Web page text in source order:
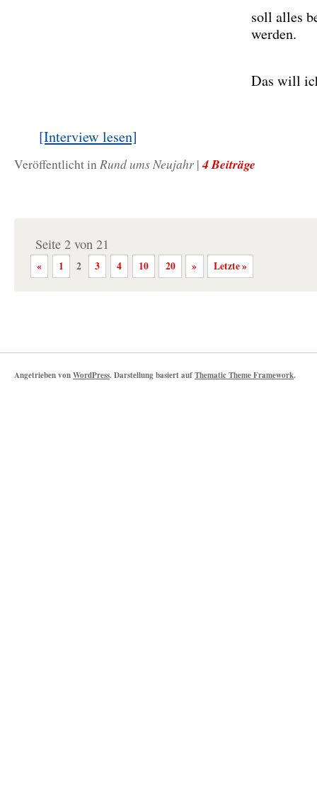
soll alles
werden.
Das will
[Interview lesen]
Veröffentlicht in Rund ums Neujahr | 4 Beiträge
Seite 2 von 21
« 1 2 3 4 10 20 » Letzte »
Angetrieben vonWordPress. Darstellung basiert aufThematic Theme Framework.